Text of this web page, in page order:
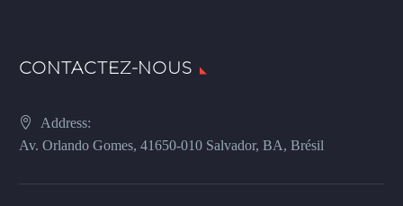
CONTACTEZ-NOUS
Address:
Av. Orlando Gomes, 41650-010 Salvador, BA, Brésil